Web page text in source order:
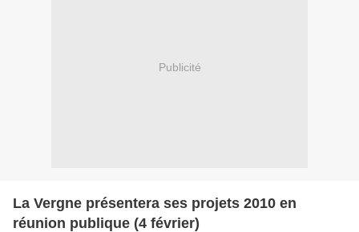
Publicité
La Vergne présentera ses projets 2010 en
réunion publique (4 février)